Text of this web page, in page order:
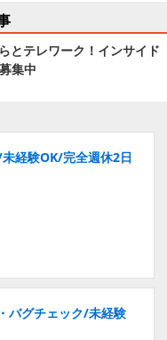
とテレワーク！インサイド
集中
経験OK/完全週休2日
バグチェック/未経験